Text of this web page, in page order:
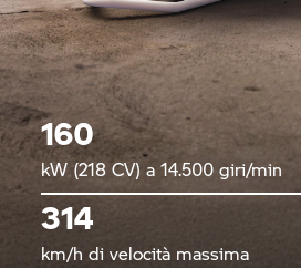
160
kW (218 CV) a 14.500 giri/min
314
km/h di velocità massima